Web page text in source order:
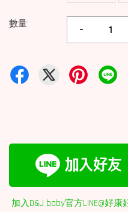
數量 -
加入D&J baby官方LINE@好康